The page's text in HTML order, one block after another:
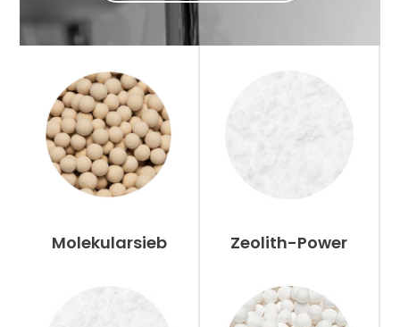
Molekularsieb Zeolith-Power